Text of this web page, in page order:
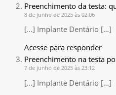
Preenchimento da testa:
8 de junho de 2025 às 02:06
[…] Implante Dentário […]
Acesse para responder
Preenchimento na testa
7 de junho de 2025 às 23:12
[…] Implante Dentário […]